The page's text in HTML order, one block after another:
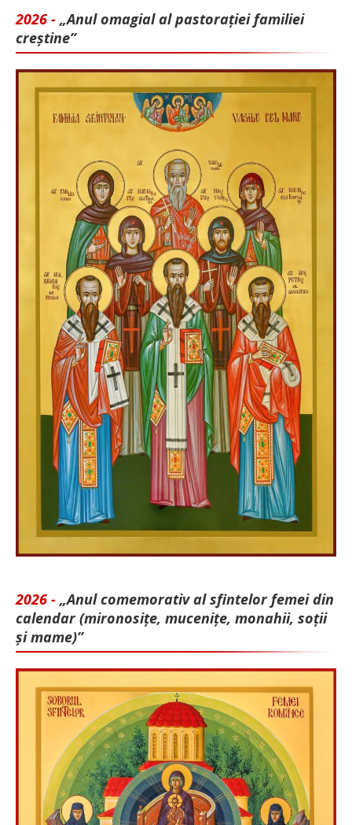
2026 - „Anul omagial al pastorației familiei
creștine”
2026 - „Anul comemorativ al sfintelor femei din
calendar (mironosițe, mu­cenițe, monahii, soții
și mame)”